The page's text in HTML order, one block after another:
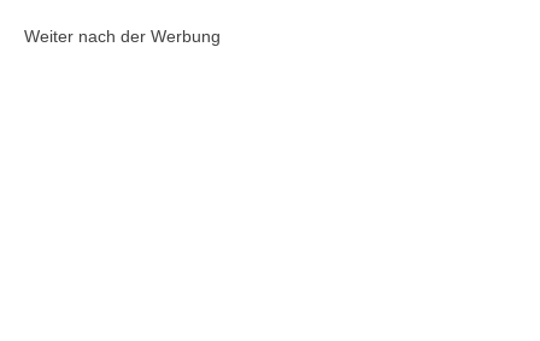
Weiter nach der Werbung